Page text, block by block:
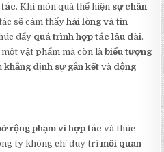
tác. Khi món quà thể hiện sự chân
sẽ cảm thấyhài lòng và tin
đẩy quá trình hợp tác lâu dài.
vật phẩm mà còn làbiểu tượng
khẳng định sự gắn kết và động
rộng phạm vi hợp tác và thúc
ty không chỉ duy trìmối quan